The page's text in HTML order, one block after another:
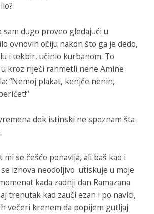
sam dugo proveo gledajući u
ovnovih očiju nakon što ga je dedo,
i tekbir, učinio kurbanom. To
kroz riječi rahmetli nene Amine
“Nemoj plakat, kenjče nenin,
dok istinski ne spoznam šta
se češće ponavlja, ali baš kao i
iznova neodoljivo utiskuje u moje
kada zadnji dan Ramazana
trenutak kad zauči ezan i po navici,
večeri krenem da popijem gutljaj